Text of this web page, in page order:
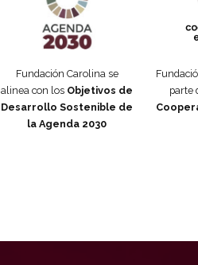
Fundación Carolina se
alinea con los Objetivos de
Desarrollo Sostenible de
la Agenda 2030
parte